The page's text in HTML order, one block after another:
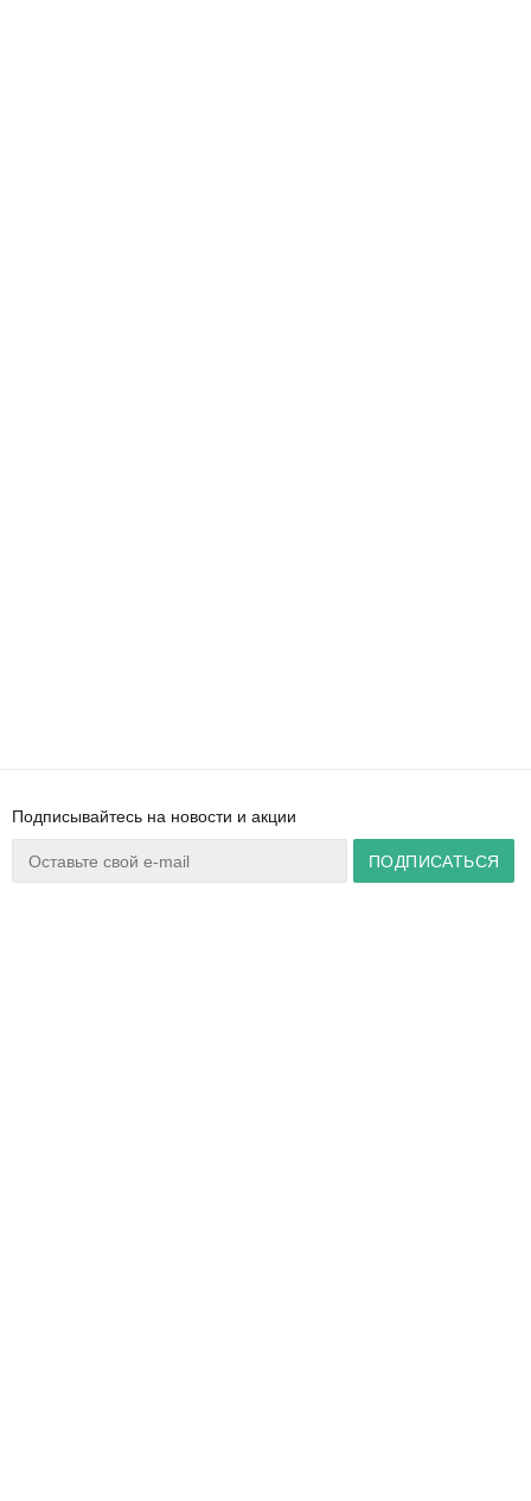
Подписывайтесь на новости и акции